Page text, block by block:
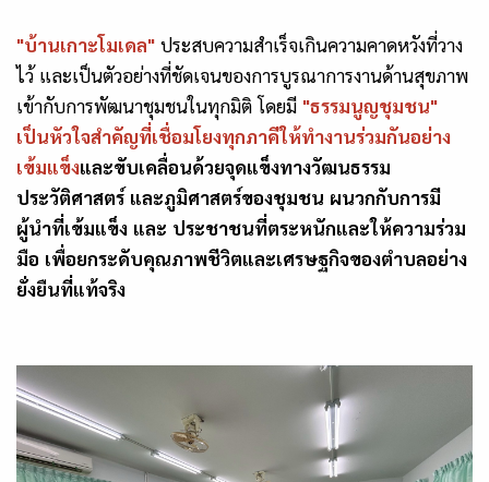
"บ้านเกาะโมเดล" ประสบความสำเร็จเกินความคาดหวังที่วาง
ไว้และเป็นตัวอย่างที่ชัดเจนของการบูรณาการงานด้านสุขภาพ
เข้ากับการพัฒนาชุมชนในทุกมิติ โดยมี "ธรรมนูญชุมชน"
เป็นหัวใจสำคัญที่เชื่อมโยงทุกภาคีให้ทำงานร่วมกันอย่าง
เข้มแข็งและขับเคลื่อนด้วยจุดแข็งทางวัฒนธรรม
ประวัติศาสตร์ และภูมิศาสตร์ของชุมชน ผนวกกับการมี
ผู้นำที่เข้มแข็ง และ ประชาชนที่ตระหนักและให้ความร่วม
มือ เพื่อยกระดับคุณภาพชีวิตและเศรษฐกิจของตำบลอย่าง
ยั่งยืนที่แท้จริง